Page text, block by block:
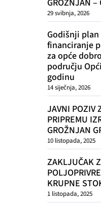
GROŽNJAN –
29 svibnja, 2026
Godišnji
financiranje
za opće
području
godinu
14 siječnja, 2026
JAVNI POZIV
PRIPREMU
GROŽNJAN
10 listopada, 2025
ZAKLJUČAK
KRUPNE
1 listopada, 2025